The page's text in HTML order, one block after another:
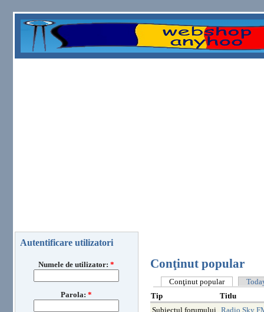
Autentificare utilizatori
Numele de utilizator: *
Parola: *
Conţinut popular
Conţinut popular
Tip
Titlu
Subiectul forumului Radio Sky